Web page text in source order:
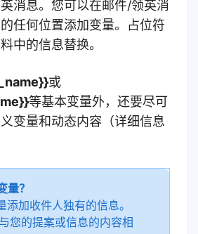
消息。您可以在邮件/领英消
任何位置添加变量。占位符
中的信息替换。
或
等基本变量外，还要尽可
变量和动态内容（详细信息
量？
添加收件人独有的信息。
您的提案或信息的内容相